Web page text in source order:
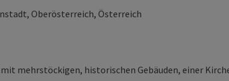
Oberösterreich, Österreich